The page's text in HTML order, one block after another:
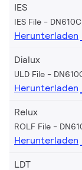
IES
IES File -
Herunterladen
Dialux
ULD File -
Herunterladen
Relux
ROLF File -
Herunterladen
LDT